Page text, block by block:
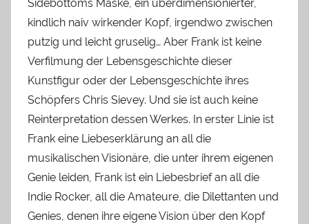
Sidebottoms Maske, ein überdimensionierter,
kindlich naiv wirkender Kopf, irgendwo zwischen
putzig und leicht gruselig… Aber Frank ist keine
Verfilmung der Lebensgeschichte dieser
Kunstfigur oder der Lebensgeschichte ihres
Schöpfers Chris Sievey. Und sie ist auch keine
Reinterpretation dessen Werkes. In erster Linie ist
Frank eine Liebeserklärung an all die
musikalischen Visionäre, die unter ihrem eigenen
Genie leiden, Frank ist ein Liebesbrief an all die
Indie Rocker, all die Amateure, die Dilettanten und
Genies, denen ihre eigene Vision über den Kopf